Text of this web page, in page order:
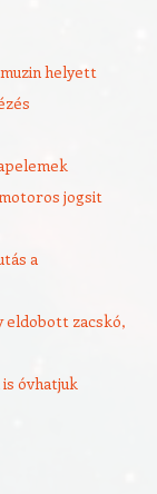
helyett
jogsit
a
eldobott zacskó,
óvhatjuk